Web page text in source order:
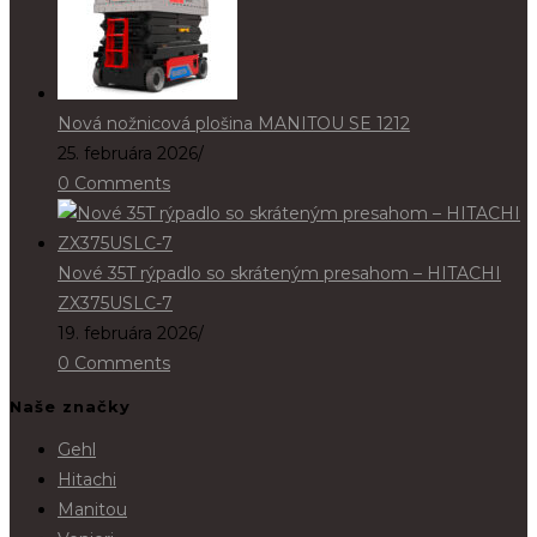
Nová nožnicová plošina MANITOU SE 1212
25. februára 2026/
0 Comments
Nové 35T rýpadlo so skráteným presahom – HITACHI
ZX375USLC-7
19. februára 2026/
0 Comments
Naše značky
Gehl
Hitachi
Manitou